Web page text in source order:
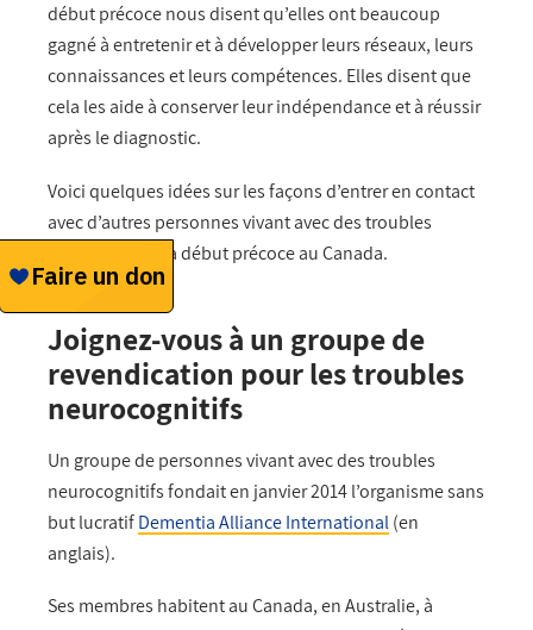
début précoce nous disent qu’elles ont beaucoup
gagné à entretenir et à développer leurs réseaux, leurs
connaissances et leurs compétences. Elles disent que
cela les aide à conserver leur indépendance et à réussir
après le diagnostic.
Voici quelques idées sur les façons d’entrer en contact
avec d’autres personnes vivant avec des troubles
neurocognitifs à début précoce au Canada.
Joignez-vous à un groupe de
revendication pour les troubles
neurocognitifs
Un groupe de personnes vivant avec des troubles
neurocognitifs fondait en janvier 2014 l’organisme sans
but lucratifDementia Alliance International(en
anglais).
Ses membres habitent au Canada, en Australie, à